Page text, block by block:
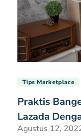
Tips Marketplace
Praktis
Lazada
Agustus 12,